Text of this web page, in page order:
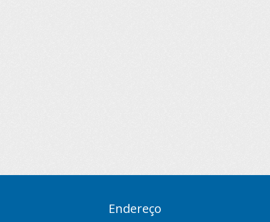
Endereço